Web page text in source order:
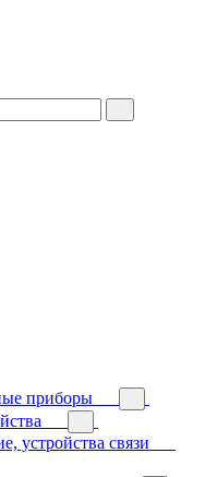
приборы
устройства связи